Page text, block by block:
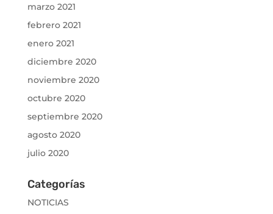
marzo 2021
febrero 2021
enero 2021
diciembre 2020
noviembre 2020
octubre 2020
septiembre 2020
agosto 2020
julio 2020
Categorías
NOTICIAS